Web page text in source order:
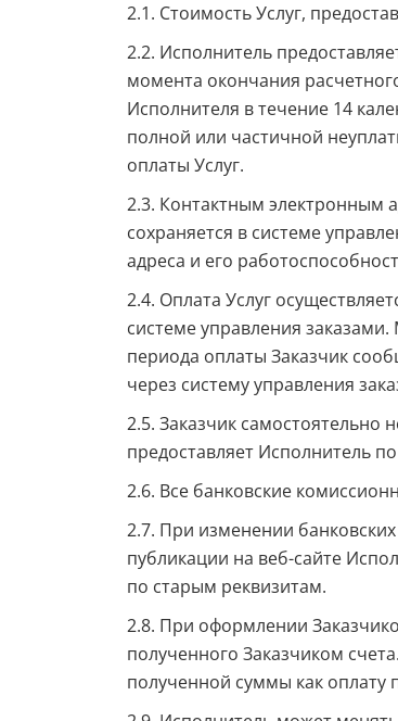
2.1. Стоимость Услуг,
2.2. Исполнитель
момента окончания
Исполнителя в течение 14
полной или частичной
оплаты Услуг.
2.3. Контактным электронным
сохраняется в системе
адреса и его
2.4. Оплата Услуг
системе управления
периода оплаты Заказчик
через систему управления
2.5. Заказчик самостоятельно
предоставляет Исполнитель
2.6. Все банковские
2.7. При изменении
публикации на веб-сайте
по старым реквизитам.
2.8. При оформлении
полученного Заказчиком
полученной суммы как оплату